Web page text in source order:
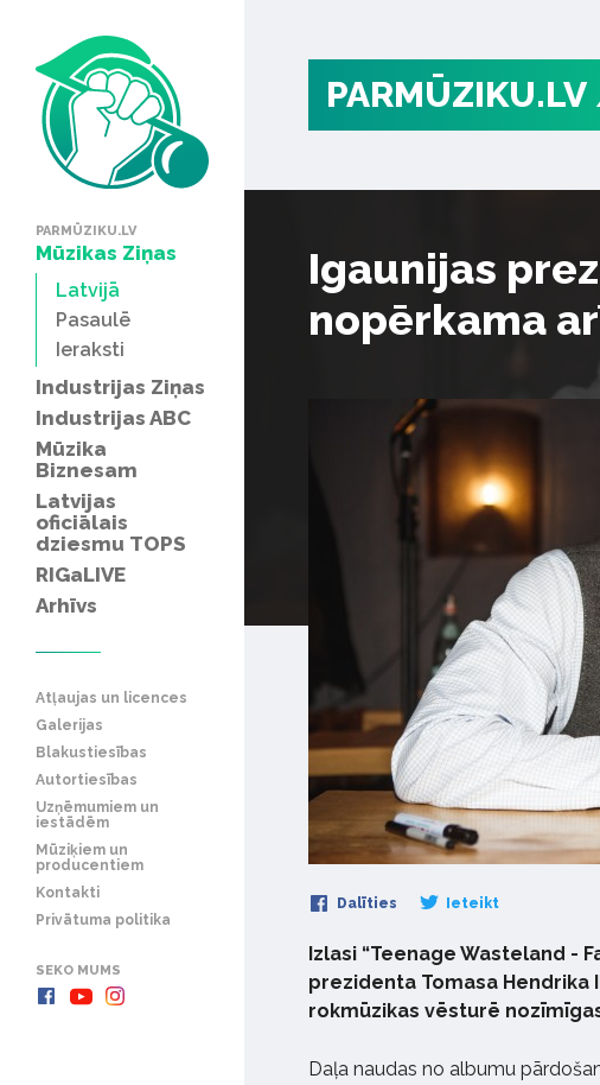
PARMŪZIKU.LV
Mūzikas Ziņas
Latvijā
Pasaulē
Ieraksti
Industrijas Ziņas
Industrijas ABC
Mūzika
Biznesam
Latvijas
oficiālais
dziesmu TOPS
RIGaLIVE
Arhīvs
Atļaujas un licences
Galerijas
Blakustiesības
Autortiesības
Uzņēmumiem un
iestādēm
Mūziķiem un
producentiem
Kontakti
Privātuma politika
SEKO MUMS
PARMŪZIKU.LV
Igaunijas
nopērkama
Dalīties Ieteikt
Izlasi “Teenage Wasteland -
prezidenta Tomasa Hendrika
rokmūzikas vēsturē
Daļa naudas no albumu